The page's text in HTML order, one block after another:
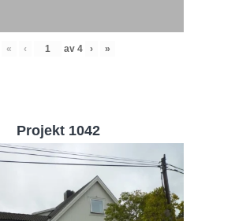
« ‹ av 4 › »
Projekt 1042